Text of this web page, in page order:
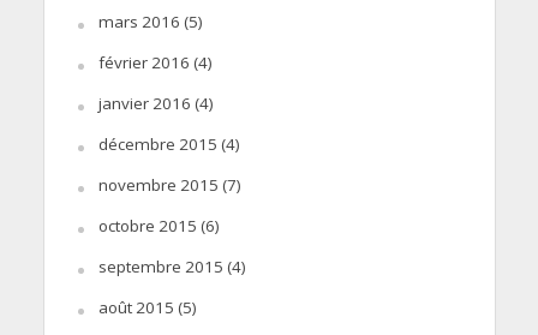
mars 2016 (5)
février 2016 (4)
janvier 2016 (4)
décembre 2015 (4)
novembre 2015 (7)
octobre 2015 (6)
septembre 2015 (4)
août 2015 (5)